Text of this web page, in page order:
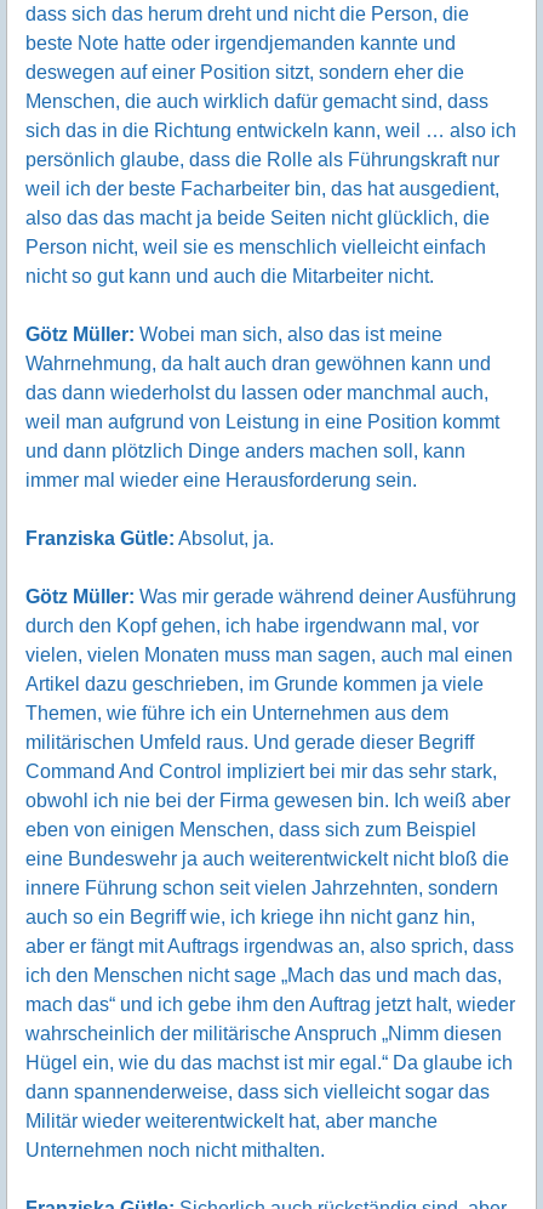
dass sich das herum dreht und nicht die Person, die
beste Note hatte oder irgendjemanden kannte und
deswegen auf einer Position sitzt, sondern eher die
Menschen, die auch wirklich dafür gemacht sind, dass
sich das in die Richtung entwickeln kann, weil … also ich
persönlich glaube, dass die Rolle als Führungskraft nur
weil ich der beste Facharbeiter bin, das hat ausgedient,
also das das macht ja beide Seiten nicht glücklich, die
Person nicht, weil sie es menschlich vielleicht einfach
nicht so gut kann und auch die Mitarbeiter nicht.
Götz Müller: Wobei man sich, also das ist meine
Wahrnehmung, da halt auch dran gewöhnen kann und
das dann wiederholst du lassen oder manchmal auch,
weil man aufgrund von Leistung in eine Position kommt
und dann plötzlich Dinge anders machen soll, kann
immer mal wieder eine Herausforderung sein.
Franziska Gütle: Absolut, ja.
Götz Müller: Was mir gerade während deiner Ausführung
durch den Kopf gehen, ich habe irgendwann mal, vor
vielen, vielen Monaten muss man sagen, auch mal einen
Artikel dazu geschrieben, im Grunde kommen ja viele
Themen, wie führe ich ein Unternehmen aus dem
militärischen Umfeld raus. Und gerade dieser Begriff
Command And Control impliziert bei mir das sehr stark,
obwohl ich nie bei der Firma gewesen bin. Ich weiß aber
eben von einigen Menschen, dass sich zum Beispiel
eine Bundeswehr ja auch weiterentwickelt nicht bloß die
innere Führung schon seit vielen Jahrzehnten, sondern
auch so ein Begriff wie, ich kriege ihn nicht ganz hin,
aber er fängt mit Auftrags irgendwas an, also sprich, dass
ich den Menschen nicht sage „Mach das und mach das,
mach das“ und ich gebe ihm den Auftrag jetzt halt, wieder
wahrscheinlich der militärische Anspruch „Nimm diesen
Hügel ein, wie du das machst ist mir egal.“ Da glaube ich
dann spannenderweise, dass sich vielleicht sogar das
Militär wieder weiterentwickelt hat, aber manche
Unternehmen noch nicht mithalten.